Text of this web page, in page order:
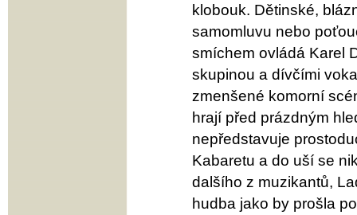
klobouk. Dětinské,
samomluvu nebo
smíchem ovládá Karel
skupinou a dívčími
zmenšené komorní
hrají před prázdným
nepředstavuje
Kabaretu a do uší se
dalšího z muzikantů,
hudba jako by prošla